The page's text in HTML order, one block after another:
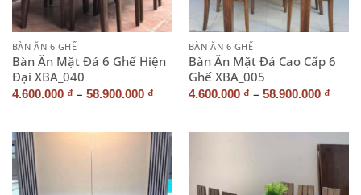
BÀN ĂN 6 GHẾ
Bàn Ăn Mặt Đá 6 Ghế Hiện
Đại XBA_040
4.600.000 ₫ – 58.900.000 ₫
BÀN ĂN 6 GHẾ
Bàn Ăn Mặt Đá Cao Cấp 6
Ghế XBA_005
4.600.000 ₫ – 58.900.000 ₫